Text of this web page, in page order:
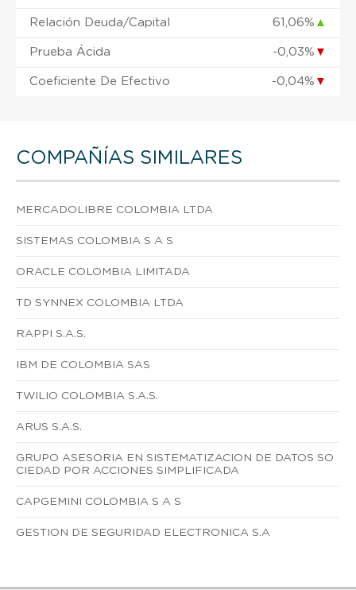
Relación Deuda/Capital 61,06% ▲
Prueba Ácida -0,03% ▼
Coeficiente De Efectivo -0,04% ▼
COMPAÑÍAS SIMILARES
MERCADOLIBRE COLOMBIA LTDA
SISTEMAS COLOMBIA S A S
ORACLE COLOMBIA LIMITADA
TD SYNNEX COLOMBIA LTDA
RAPPI S.A.S.
IBM DE COLOMBIA SAS
TWILIO COLOMBIA S.A.S.
ARUS S.A.S.
GRUPO ASESORIA EN SISTEMATIZACION DE DATOS SO
CIEDAD POR ACCIONES SIMPLIFICADA
CAPGEMINI COLOMBIA S A S
GESTION DE SEGURIDAD ELECTRONICA S.A